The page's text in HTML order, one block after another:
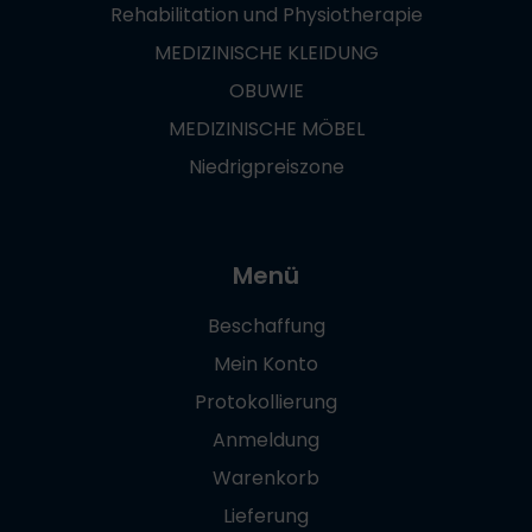
Rehabilitation und Physiotherapie
MEDIZINISCHE KLEIDUNG
OBUWIE
MEDIZINISCHE MÖBEL
Niedrigpreiszone
Menü
Beschaffung
Mein Konto
Protokollierung
Anmeldung
Warenkorb
Lieferung